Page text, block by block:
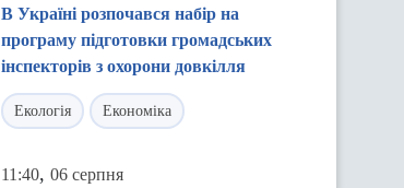
В Україні розпочався набір на
програму підготовки громадських
інспекторів з охорони довкілля
Екологія Економіка
11:40, 06 серпня